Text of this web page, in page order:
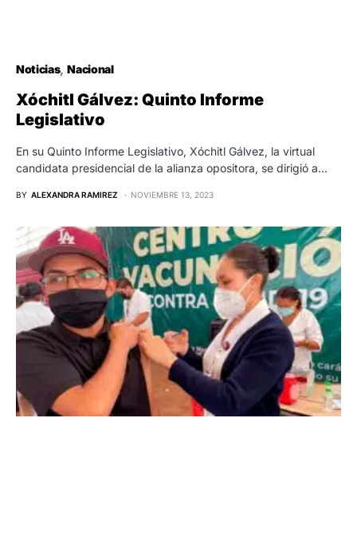
Noticias Nacional
Xóchitl Gálvez: Quinto Informe
Legislativo
En su Quinto Informe Legislativo, Xóchitl Gálvez, la virtual
candidata presidencial de la alianza opositora, se dirigió a…
BY ALEXANDRA RAMIREZ NOVIEMBRE 13, 2023